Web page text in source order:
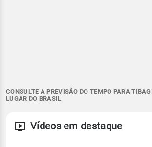
CONSULTE A PREVISÃO DO TEMPO PARA
LUGAR DO BRASIL
Vídeos em destaque